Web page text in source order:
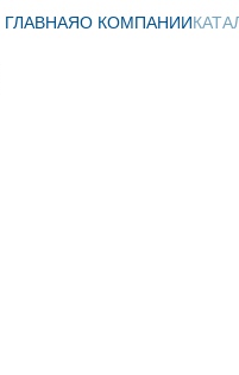
ГЛАВНАЯО КОМПАНИИ